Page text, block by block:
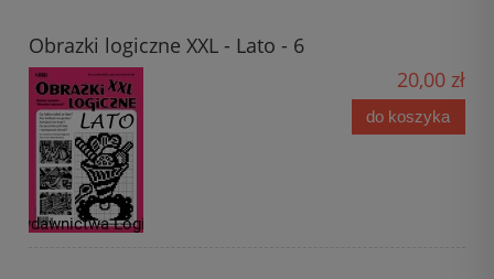
Obrazki logiczne XXL - Lato - 6
20,00 zł
do koszyka